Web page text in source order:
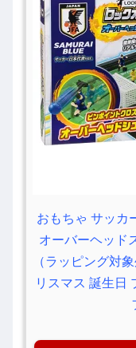
おもちゃ サッカ
オーバーヘッド
（ラッピング対
リスマス 誕生日